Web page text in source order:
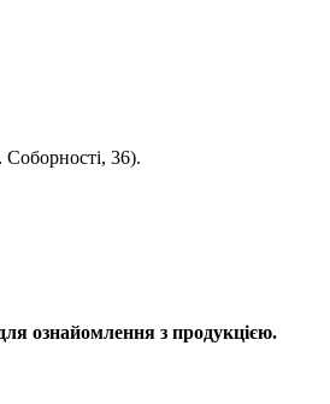
Соборності, 36).
ознайомлення з продукцією.